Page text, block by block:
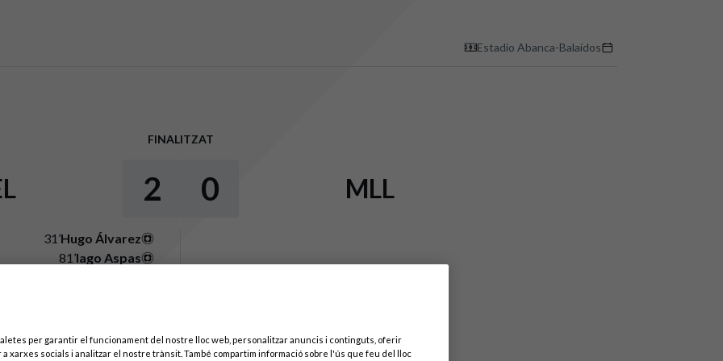
Estadio Abanca-Balaídos
FINALITZAT
2 0 MLL
31’Hugo Álvarez
81’Iago Aspas
per garantir el funcionament del nostre lloc web, personalitzar anuncis i continguts, oferir
xarxes socials i analitzar el nostre trànsit. També compartim informació sobre l'ús que feu del lloc